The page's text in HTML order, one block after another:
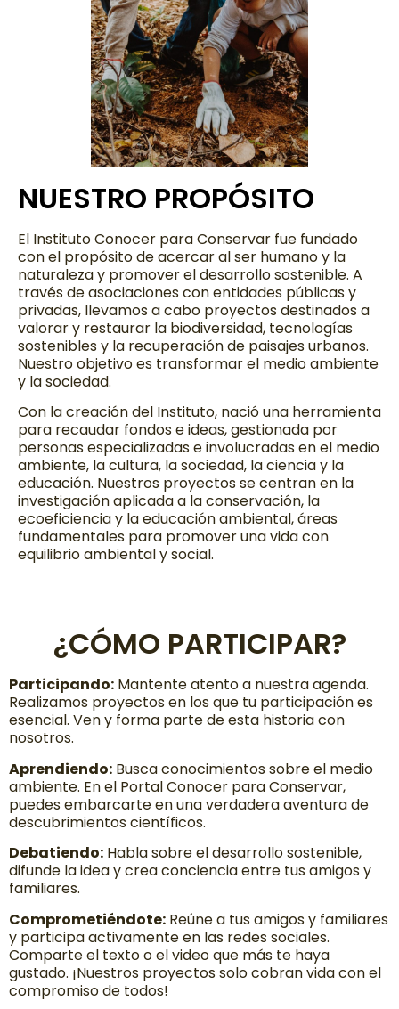
NUESTRO PROPÓSITO
El Instituto Conocer para Conservar fue fundado
con el propósito de acercar al ser humano y la
naturaleza y promover el desarrollo sostenible. A
través de asociaciones con entidades públicas y
privadas, llevamos a cabo proyectos destinados a
valorar y restaurar la biodiversidad, tecnologías
sostenibles y la recuperación de paisajes urbanos.
Nuestro objetivo es transformar el medio ambiente
y la sociedad.
Con la creación del Instituto, nació una herramienta
para recaudar fondos e ideas, gestionada por
personas especializadas e involucradas en el medio
ambiente, la cultura, la sociedad, la ciencia y la
educación. Nuestros proyectos se centran en la
investigación aplicada a la conservación, la
ecoeficiencia y la educación ambiental, áreas
fundamentales para promover una vida con
equilibrio ambiental y social.
¿CÓMO PARTICIPAR?
Participando: Mantente atento a nuestra agenda.
Realizamos proyectos en los que tu participación es
esencial. Ven y forma parte de esta historia con
nosotros.
Aprendiendo: Busca conocimientos sobre el medio
ambiente. En el Portal Conocer para Conservar,
puedes embarcarte en una verdadera aventura de
descubrimientos científicos.
Debatiendo: Habla sobre el desarrollo sostenible,
difunde la idea y crea conciencia entre tus amigos y
familiares.
Comprometiéndote: Reúne a tus amigos y familiares
y participa activamente en las redes sociales.
Comparte el texto o el video que más te haya
gustado. ¡Nuestros proyectos solo cobran vida con el
compromiso de todos!